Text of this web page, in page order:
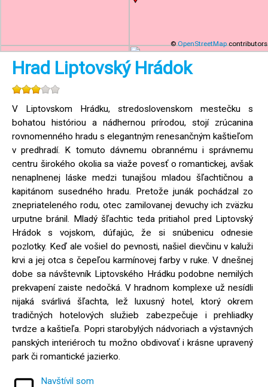
©OpenStreetMapcontributors
Hrad Liptovský Hrádok
V Liptovskom Hrádku, stredoslovenskom mestečku s
bohatou históriou a nádhernou prírodou, stojí zrúcanina
rovnomenného hradu s elegantným renesančným kaštieľom
v predhradí. K tomuto dávnemu obrannému i správnemu
centru širokého okolia sa viaže povesť o romantickej, avšak
nenaplnenej láske medzi tunajšou mladou šľachtičnou a
kapitánom susedného hradu. Pretože junák pochádzal zo
znepriateleného rodu, otec zamilovanej devuchy ich zväzku
urputne bránil. Mladý šľachtic teda pritiahol pred Liptovský
Hrádok s vojskom, dúfajúc, že si snúbenicu odnesie
pozlotky. Keď ale vošiel do pevnosti, našiel dievčinu v kaluži
krvi a jej otca s čepeľou karmínovej farby v ruke. V dnešnej
dobe sa návštevník Liptovského Hrádku podobne nemilých
prekvapení zaiste nedočká. V hradnom komplexe už nesídli
nijaká svárlivá šľachta, lež luxusný hotel, ktorý okrem
tradičných hotelových služieb zabezpečuje i prehliadky
tvrdze a kaštieľa. Popri starobylých nádvoriach a výstavných
panských interiéroch tu možno obdivovať i krásne upravený
park či romantické jazierko.
Navštívil som